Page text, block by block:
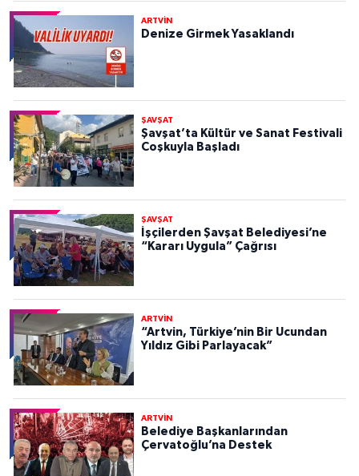
ARTVİN
Denize Girmek Yasaklandı
ŞAVŞAT
Şavşat’ta Kültür ve Sanat Festivali
Coşkuyla Başladı
ŞAVŞAT
İşçilerden Şavşat Belediyesi’ne
“Kararı Uygula” Çağrısı
ARTVİN
“Artvin, Türkiye’nin Bir Ucundan
Yıldız Gibi Parlayacak”
ARTVİN
Belediye Başkanlarından
Çervatoğlu’na Destek